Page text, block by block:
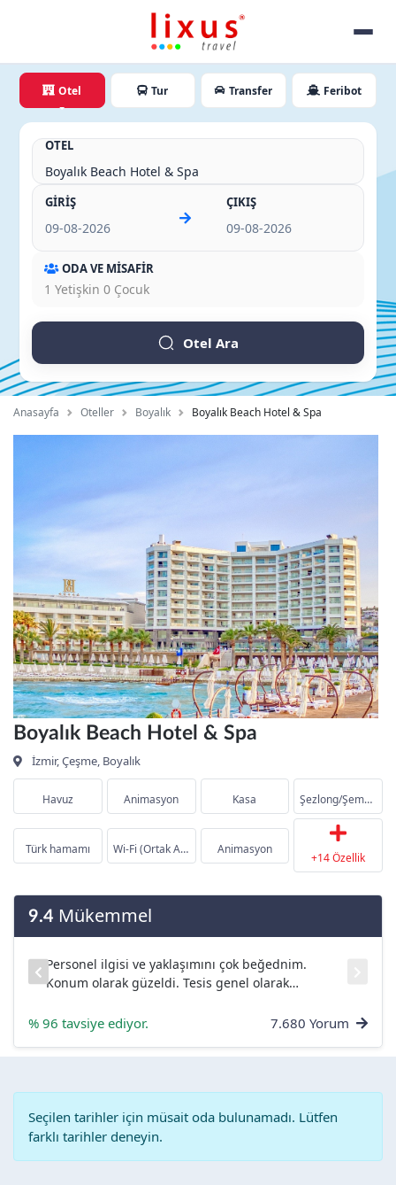
Otel Tur Transfer Feribot
OTEL
GİRİŞ ÇIKIŞ
ODA VE MİSAFİR
1 Yetişkin 0 Çocuk
Otel Ara
Anasayfa Oteller Boyalık Boyalık Beach Hotel & Spa
Boyalık Beach Hotel & Spa
İzmir, Çeşme, Boyalık
Havuz Animasyon Kasa Şezlong/Şemsiye/Mind...
Türk hamamı Wi-Fi (Ortak Alanlar... Animasyon
+14 Özellik
9.4 Mükemmel
Personel ilgisi ve yaklaşımını çok beğednim.
Konum olarak güzeldi. Tesis genel olarak
% 96 tavsiye ediyor. 7.680 Yorum
Seçilen tarihler için müsait oda bulunamadı. Lütfen
farklı tarihler deneyin.